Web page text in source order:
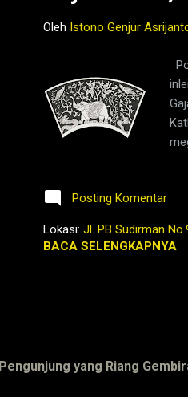
Oleh Istono Genjur
Posting Komentar
Lokasi: Jl. PB Sudirman
BACA SELENGKAPNYA
Pengunjung yang Riang